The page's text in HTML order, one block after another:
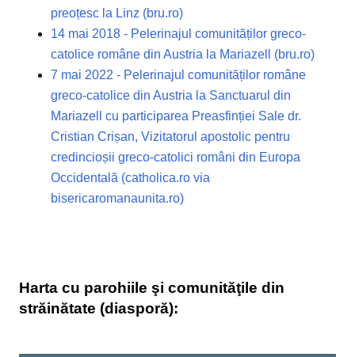
preoțesc la Linz (bru.ro)
14 mai 2018 - Pelerinajul comunităților greco-
catolice române din Austria la Mariazell (bru.ro)
7 mai 2022 - Pelerinajul comunităților române
greco-catolice din Austria la Sanctuarul din
Mariazell cu participarea Preasfinției Sale dr.
Cristian Crișan, Vizitatorul apostolic pentru
credincioșii greco-catolici români din Europa
Occidentală (catholica.ro via
bisericaromanaunita.ro)
Harta cu parohiile şi comunităţile din
străinătate (diasporă):